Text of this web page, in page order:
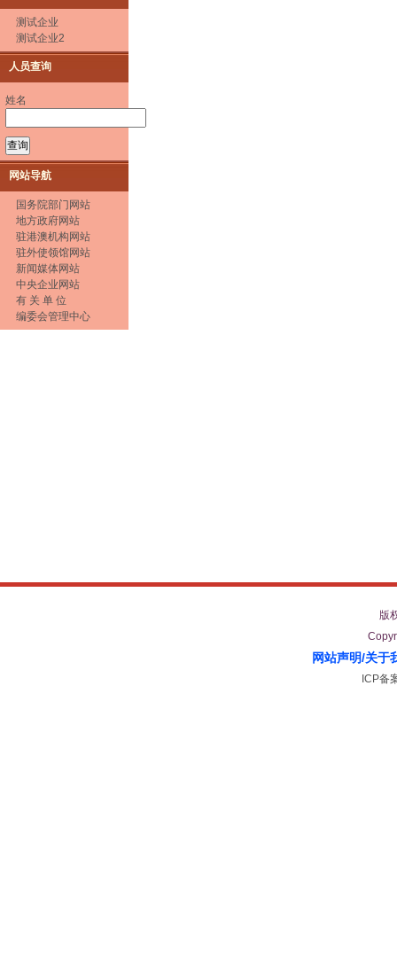
测试企业
测试企业2
人员查询
姓名
网站导航
国务院部门网站
地方政府网站
驻港澳机构网站
驻外使领馆网站
新闻媒体网站
中央企业网站
有 关 单 位
编委会管理中心
版
网站声明/关于
ICP备